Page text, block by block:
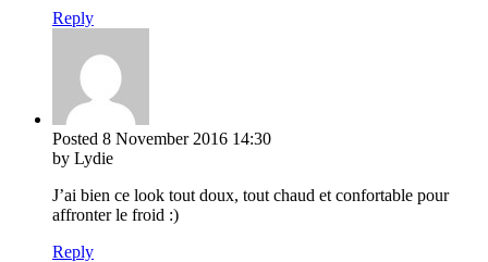
Reply
Posted 8 November 2016 14:30
by Lydie
J’ai bien ce look tout doux, tout chaud et confortable pour
affronter le froid :)
Reply